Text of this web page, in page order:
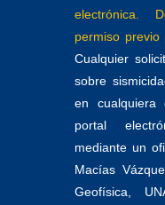
electrónica.
permiso previo
Cualquier
sobre
en
portal
mediante un
Macías
Geofísica,